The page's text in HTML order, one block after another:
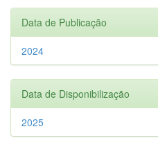
Data de Publicação
2024
Data de Disponibilização
2025